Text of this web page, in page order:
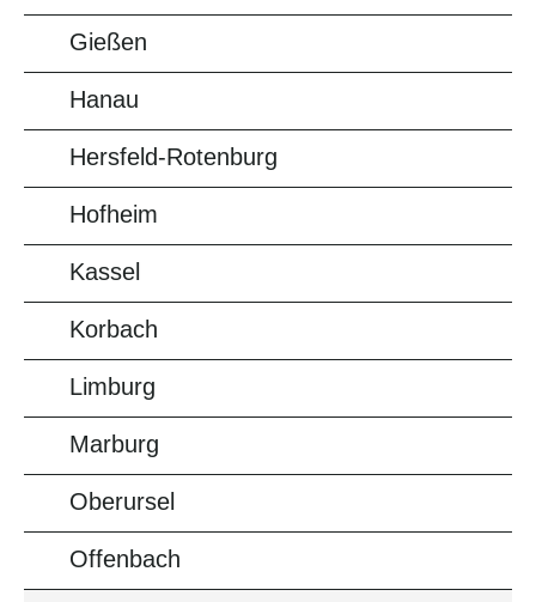
Gießen
Hanau
Hersfeld-Rotenburg
Hofheim
Kassel
Korbach
Limburg
Marburg
Oberursel
Offenbach